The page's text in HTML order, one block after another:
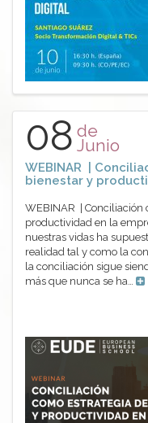
08 de
Junio
WEBINAR |
bienestar y
WEBINAR | Conciliación
productividad en la
nuestras vidas ha
realidad tal y como la
la conciliación sigue
más que nunca se ha…